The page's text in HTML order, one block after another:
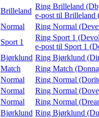
Brilleland
Ring Brilleland
e-post til Brilleland
Normal Ring Normal
Sport 1
Ring Sport 1
e-post til Sport 1
Bjørklund Ring Bjørklund
Match Ring Match
Normal Ring Normal
Normal Ring Normal
Normal Ring Normal
Bjørklund Ring Bjørklund